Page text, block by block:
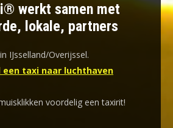
werkt samen met
lokale, partners
IJsselland/Overijssel.
een taxi naar luchthaven
voordelig een taxirit!